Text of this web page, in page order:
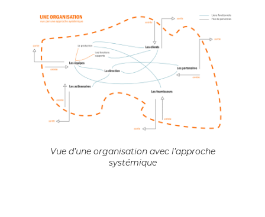
Vue d’une organisation avec l’approche
systémique